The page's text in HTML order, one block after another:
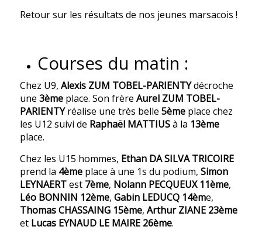
Retour sur les résultats de nos jeunes marsacois !
Courses du matin :
Chez U9, Alexis ZUM TOBEL-PARIENTYdécroche
une 3ème place. Son frère Aurel ZUM TOBEL-
PARIENTYréalise une très belle 5ème place chez
les U12 suivi de Raphaël MATTIUSà la 13ème
place.
Chez les U15 hommes, Ethan DA SILVA TRICOIRE
prend la 4ème place à une 1s du podium, Simon
LEYNAERTest 7ème, Nolann PECQUEUX 11ème,
Léo BONNIN 12ème, Gabin LEDUCQ 14ème,
Thomas CHASSAING 15ème, Arthur ZIANE 23ème
et Lucas EYNAUD LE MAIRE 26ème.